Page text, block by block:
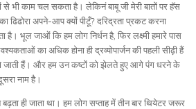
से भी काम चल सकता है। लेकिनं बाबू जी मेरी बातों पर हॅस
ढिढोरा अपने-आप क्यों पीटूँ? दरिद्रता प्रकट करना
है। भूल जाओं कि हम लोग निर्धन है, फिर लक्ष्मी हमारे पास
का अधिक होना ही द्रव्योपार्जन की पहली सीढ़ी हैं
जाती हैं। और हम उन कष्टों को झेलते हुए आगे पंग धरने के
नाम है।
ही जाता था। हम लोग सप्ताह में तीन बार थियेटर जरूर